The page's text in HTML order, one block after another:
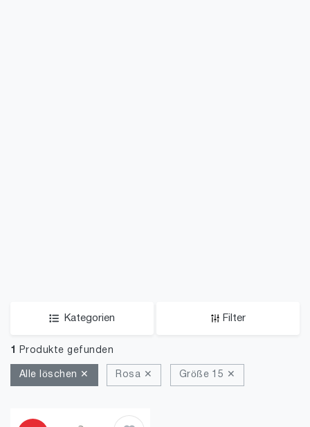
Kategorien Filter
1 Produkte gefunden
Alle löschen ✕ Rosa ✕ Größe 15 ✕